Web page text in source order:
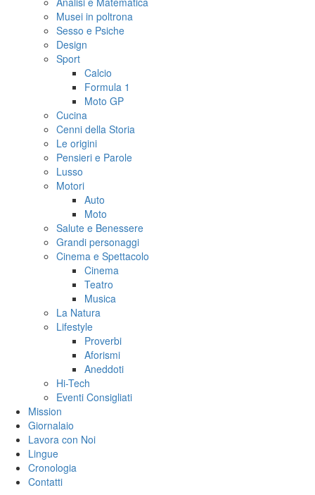
Musei in poltrona
Sesso e Psiche
Design
Sport
Calcio
Formula 1
Moto GP
Cucina
Cenni della Storia
Le origini
Pensieri e Parole
Lusso
Motori
Auto
Moto
Salute e Benessere
Grandi personaggi
Cinema e Spettacolo
Cinema
Teatro
Musica
La Natura
Lifestyle
Proverbi
Aforismi
Aneddoti
Hi-Tech
Eventi Consigliati
Mission
Giornalaio
Lavora con Noi
Lingue
Cronologia
Contatti